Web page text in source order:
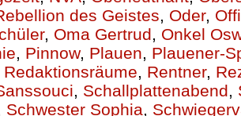
des Geistes, Oder,
, Oma Gertrud, Onkel
, Pinnow, Plauen, Plauener-
Redaktionsräume, Rentner,
, Schallplattenabend,
Schwester Sophia,